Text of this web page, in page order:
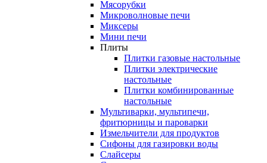
Мясорубки
Микроволновые печи
Миксеры
Мини печи
Плиты
Плитки газовые настольные
Плитки электрические
настольные
Плитки комбинированные
настольные
Мультиварки, мультипечи,
фритюрницы и пароварки
Измельчители для продуктов
Сифоны для газировки воды
Слайсеры